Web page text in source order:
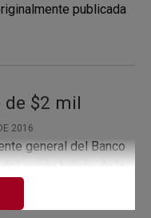
publicada
$2 mil
2016
general del Banco
quinto billete de la